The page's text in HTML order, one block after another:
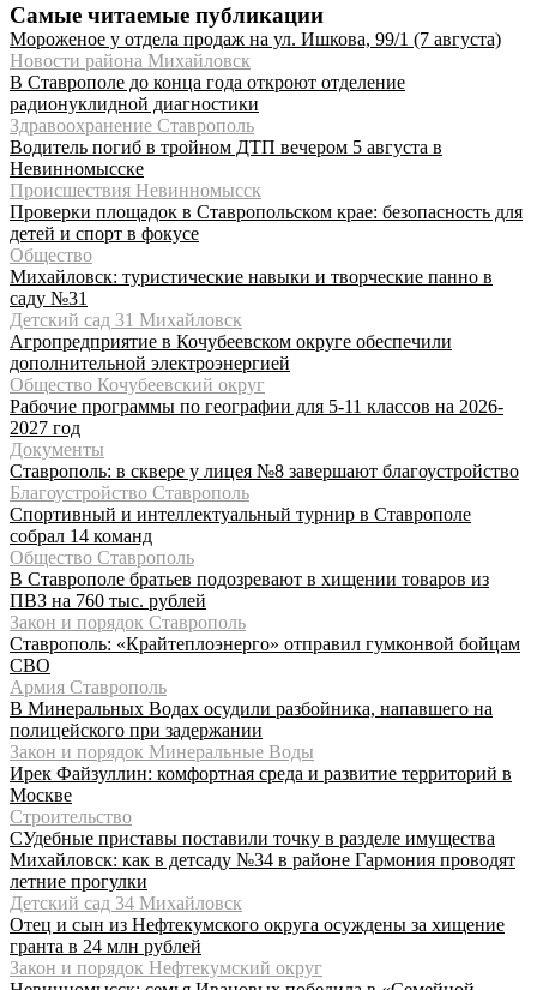
Самые читаемые публикации
Мороженое у отдела продаж на ул. Ишкова, 99/1 (7 августа)
Новости района Михайловск
В Ставрополе до конца года откроют отделение
радионуклидной диагностики
Здравоохранение Ставрополь
Водитель погиб в тройном ДТП вечером 5 августа в
Невинномысске
Происшествия Невинномысск
Проверки площадок в Ставропольском крае: безопасность для
детей и спорт в фокусе
Общество
Михайловск: туристические навыки и творческие панно в
саду №31
Детский сад 31 Михайловск
Агропредприятие в Кочубеевском округе обеспечили
дополнительной электроэнергией
Общество Кочубеевский округ
Рабочие программы по географии для 5-11 классов на 2026-
2027 год
Документы
Ставрополь: в сквере у лицея №8 завершают благоустройство
Благоустройство Ставрополь
Спортивный и интеллектуальный турнир в Ставрополе
собрал 14 команд
Общество Ставрополь
В Ставрополе братьев подозревают в хищении товаров из
ПВЗ на 760 тыс. рублей
Закон и порядок Ставрополь
Ставрополь: «Крайтеплоэнерго» отправил гумконвой бойцам
СВО
Армия Ставрополь
В Минеральных Водах осудили разбойника, напавшего на
полицейского при задержании
Закон и порядок Минеральные Воды
Ирек Файзуллин: комфортная среда и развитие территорий в
Москве
Строительство
СУдебные приставы поставили точку в разделе имущества
Михайловск: как в детсаду №34 в районе Гармония проводят
летние прогулки
Детский сад 34 Михайловск
Отец и сын из Нефтекумского округа осуждены за хищение
гранта в 24 млн рублей
Закон и порядок Нефтекумский округ